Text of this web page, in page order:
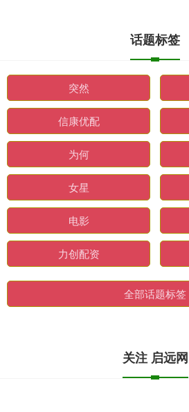
话题标签
突然
信康优配
为何
女星
电影
力创配资
全部话题标签
关注 启远网